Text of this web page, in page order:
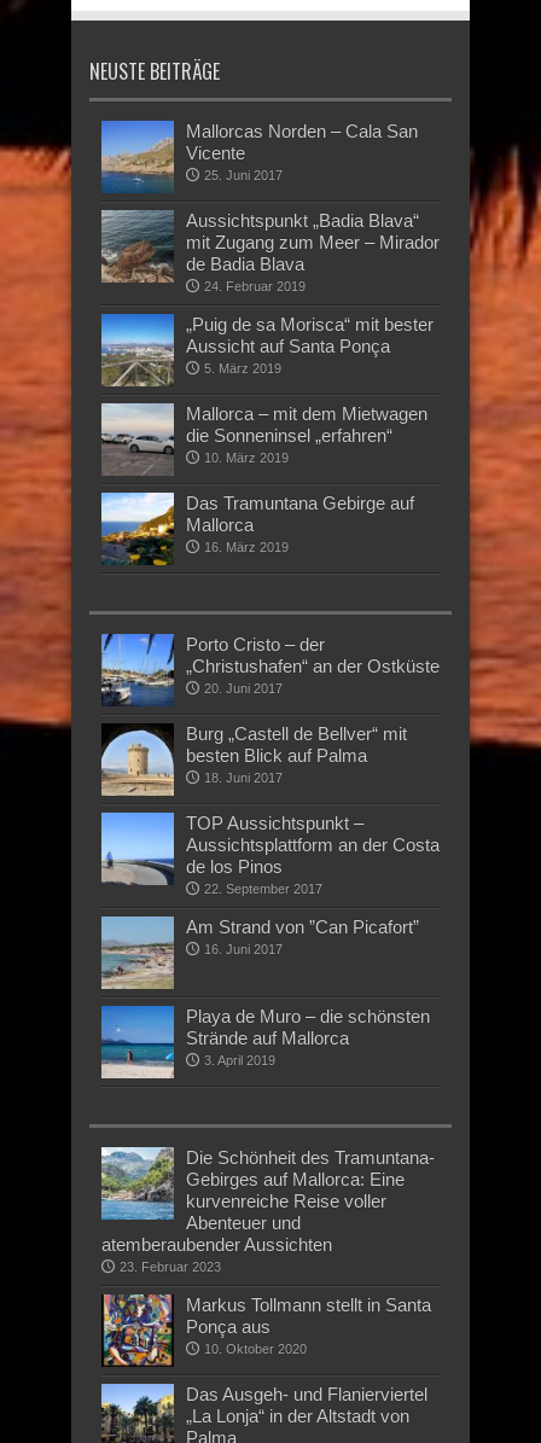
NEUSTE BEITRÄGE
Mallorcas Norden – Cala San
Vicente
25. Juni 2017
Aussichtspunkt „Badia Blava“
mit Zugang zum Meer – Mirador
de Badia Blava
24. Februar 2019
„Puig de sa Morisca“ mit bester
Aussicht auf Santa Ponça
5. März 2019
Mallorca – mit dem Mietwagen
die Sonneninsel „erfahren“
10. März 2019
Das Tramuntana Gebirge auf
Mallorca
16. März 2019
Porto Cristo – der
„Christushafen“ an der Ostküste
20. Juni 2017
Burg „Castell de Bellver“ mit
besten Blick auf Palma
18. Juni 2017
TOP Aussichtspunkt –
Aussichtsplattform an der Costa
de los Pinos
22. September 2017
Am Strand von ”Can Picafort”
16. Juni 2017
Playa de Muro – die schönsten
Strände auf Mallorca
3. April 2019
Die Schönheit des Tramuntana-
Gebirges auf Mallorca: Eine
kurvenreiche Reise voller
Abenteuer und
atemberaubender Aussichten
23. Februar 2023
Markus Tollmann stellt in Santa
Ponça aus
10. Oktober 2020
Das Ausgeh- und Flanierviertel
„La Lonja“ in der Altstadt von
Palma